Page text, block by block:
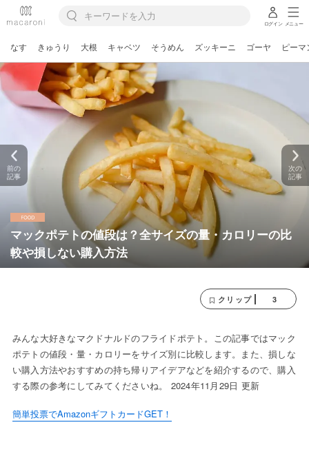
ログイン メニュー
なす きゅうり 大根 キャベツ そうめん ズッキーニ ゴーヤ ピーマ
マックポテトの値段は？全サイズの量・カロリーの比
較や損しない購入方法
前の
記事
次の
記事
クリップ 3
みんな大好きなマクドナルドのフライドポテト。この記事ではマック
ポテトの値段・量・カロリーをサイズ別に比較します。また、損しな
い購入方法やおすすめの持ち帰りアイデアなどを紹介するので、購入
する際の参考にしてみてくださいね。 2024年11月29日 更新
簡単投票でAmazonギフトカードGET！